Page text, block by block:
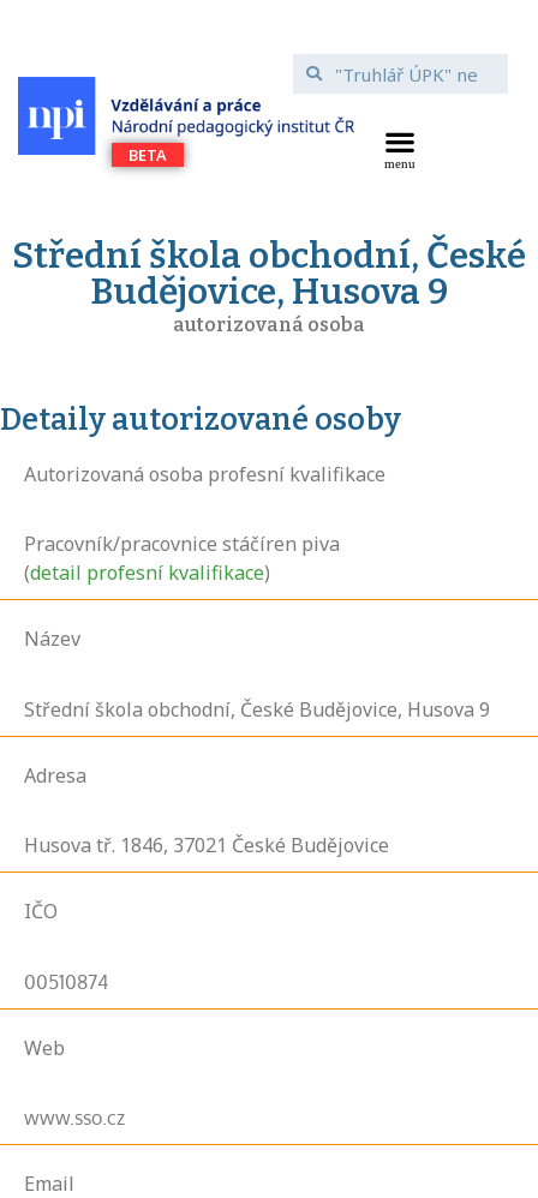
Střední škola obchodní, České
Budějovice, Husova 9
autorizovaná osoba
Detaily autorizované osoby
Autorizovaná osoba profesní kvalifikace
Pracovník/pracovnice stáčíren piva
(detail profesní kvalifikace)
Název
Střední škola obchodní, České Budějovice, Husova 9
Adresa
Husova tř. 1846, 37021 České Budějovice
IČO
00510874
Web
www.sso.cz
Email